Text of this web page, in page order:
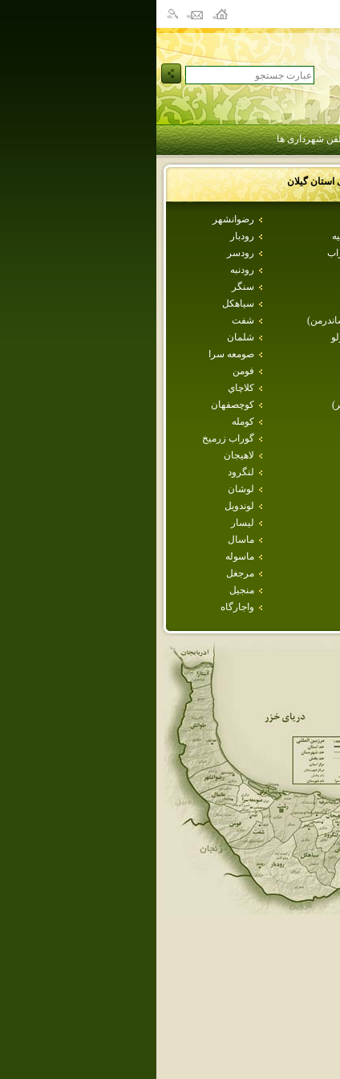
شهرداری ها
استانگيلان
رضوانشهر
رودبار
رودسر
رودنبه
سنگر
سياهكل
شفت
شلمان
صومعه سرا
فومن
كلاچاي
كوچصفهان
كومله
گوراب زرميخ
لاهيجان
لنگرود
لوشان
لوندويل
ليسار
ماسال
ماسوله
مرجغل
منجيل
واجارگاه